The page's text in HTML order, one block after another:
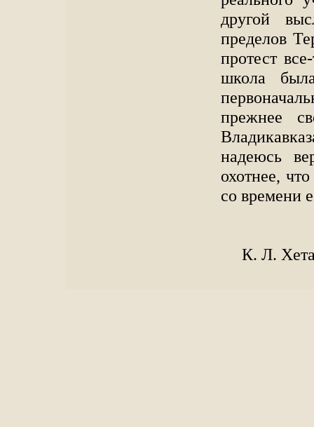
другой
пределов
протест
школа
прежнее
надеюсь
охотнее,
со времени
К. Л.